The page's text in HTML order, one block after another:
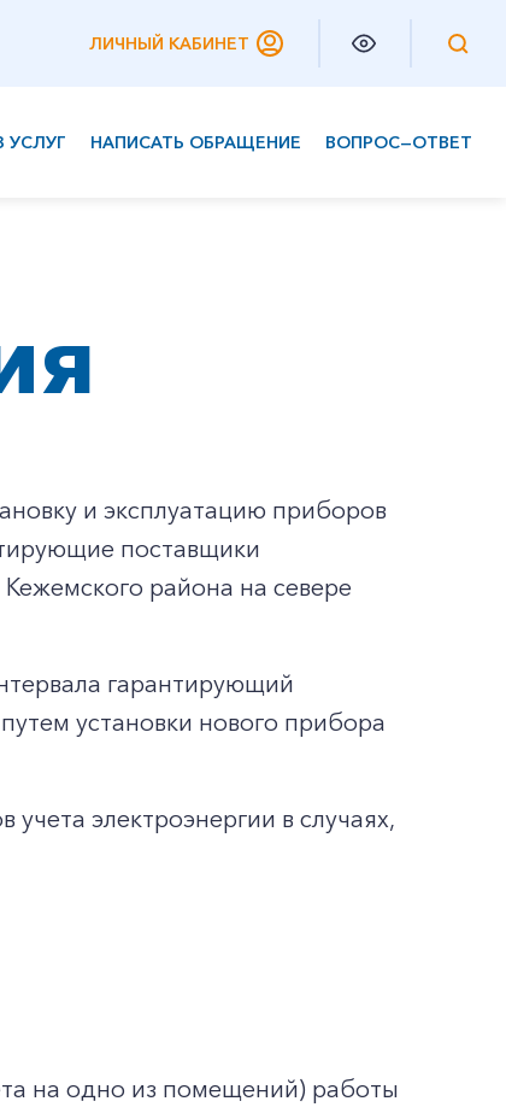
ЛИЧНЫЙ КАБИНЕТ
УСЛУГ НАПИСАТЬ ОБРАЩЕНИЕ ВОПРОС—ОТВЕТ
и эксплуатацию приборов
поставщики
района на севере
гарантирующий
установки нового прибора
электроэнергии в случаях,
на одно из помещений) работы